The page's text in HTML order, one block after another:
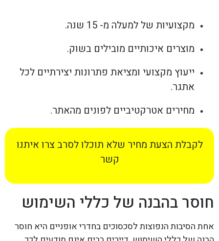
מקצועיות של למעלה מ- 15 שנה.
מוצרים איכותיים מובילים בשוק.
ייעוץ מקצועי ומציאת פתרונות יצירתיים לכל
אתגר.
מחירים אטרקטיביים לפונים מהאתר.
לקבלת הצעת מחיר שלא תוכלו לסרב צרו איתנו
קשר
חוסר בהבנה של כללי השימוש
אחת הסיבות הנפוצות לסכסוכים בחדרי אופניים היא חוסר